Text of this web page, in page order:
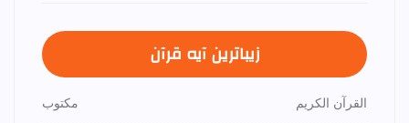
زیباترین آیه قرآن
القرآن الكريم مكتوب